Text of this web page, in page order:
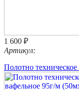
1 600 ₽
Артикул:
Полотно